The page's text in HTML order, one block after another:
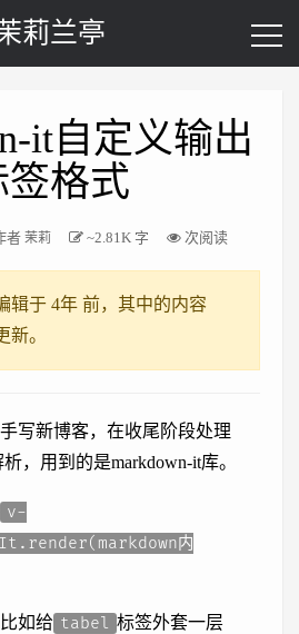
莉兰亭
it自定义输出
签格式
者 茉莉 ~2.81K 字 次阅读
辑于 4年 前，其中的内容
新。
写新博客，在收尾阶段处理
，用到的是markdown-it库。
v-
内
如给 tabel 标签外套一层